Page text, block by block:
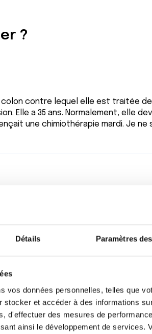
Détails Paramètres
vos données personnelles, telles que
et accéder à des informations
d'effectuer des mesures de
ainsi le développement de services.
?
contre lequel elle est traitée
Elle a 35 ans. Normalement, elle
une chimiothérapie mardi. Je